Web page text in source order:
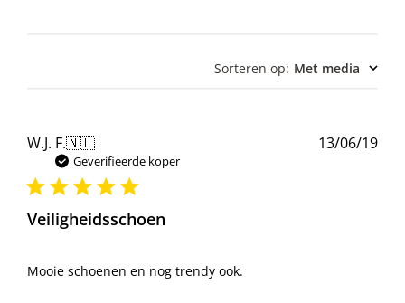
Sorteren op: Met media
W.J. F.🇳🇱
Geverifieerde koper
Veiligheidsschoen
Mooie schoenen en nog trendy ook.
13/06/19